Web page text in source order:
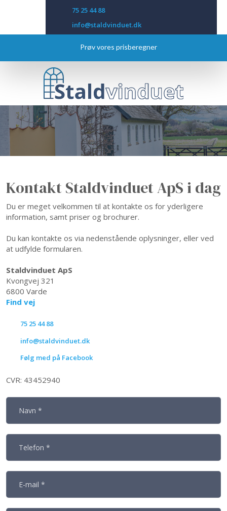
75 25 44 88
​info@staldvinduet.dk
Prøv vores prisberegner
​Kontakt Staldvinduet ApS i dag
​Du er meget velkommen til at kontakte os for yderligere
information, samt priser og brochurer.
Du kan kontakte os via nedenstående oplysninger, eller ved
at udfylde formularen.
Staldvinduet ApS
Kvongvej 321
6800 Varde
Find vej
75 25 44 88
info@staldvinduet.dk
Følg med på Facebook
​CVR: 43452940